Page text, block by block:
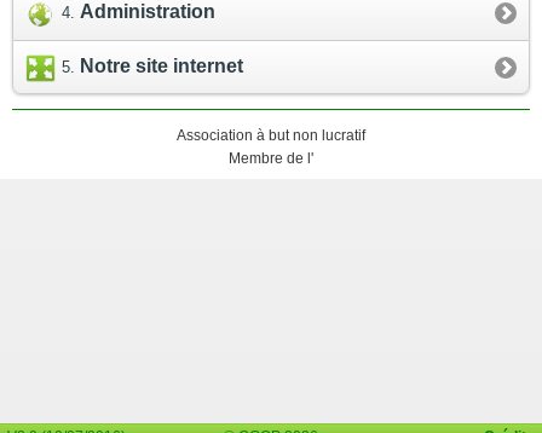
Administration
Notre site internet
Association à but non lucratif
Membre de l'